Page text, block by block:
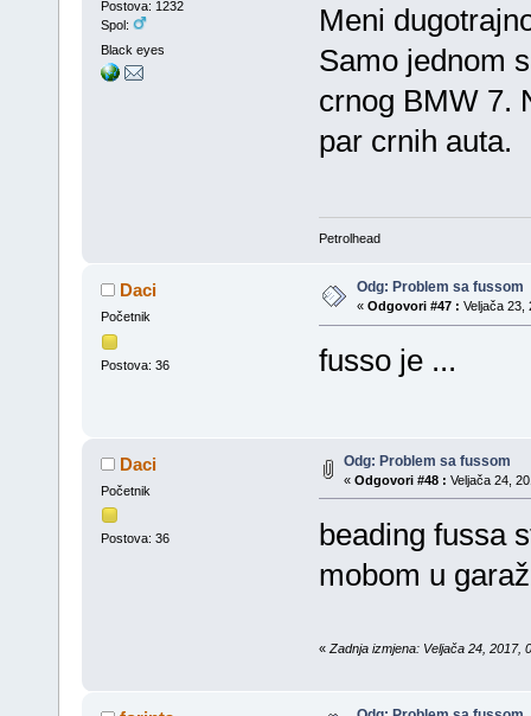
Postova: 1232
Spol:
Black eyes
Meni
Samo jednom
crnog BMW 7.
par crnih auta.
Petrolhead
Daci
Početnik
Postova: 36
Odg: Problem sa fussom
« Odgovori #47 : Veljača 23,
fusso je ...
Daci
Početnik
Postova: 36
Odg: Problem sa fussom
« Odgovori #48 : Veljača 24,
beading fussa
mobom u
« Zadnja izmjena: Veljača 24, 2017,